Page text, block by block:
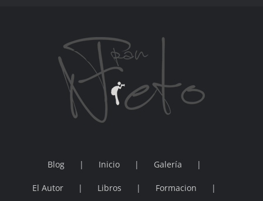
Blog Inicio Galería
El Autor Libros Formacion